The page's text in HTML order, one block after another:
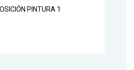
PINTURA 1